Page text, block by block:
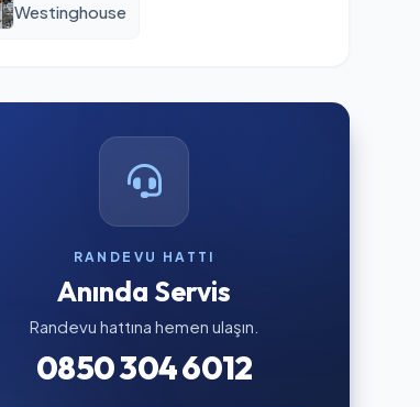
Westinghouse
RANDEVU HATTI
Anında Servis
Randevu hattına hemen ulaşın.
0850 304 6012